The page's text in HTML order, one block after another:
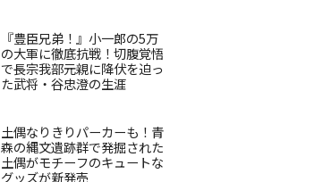
『豊臣兄弟！』小一郎の5万
の大軍に徹底抗戦！切腹覚悟
で長宗我部元親に降伏を迫っ
た武将・谷忠澄の生涯
土偶なりきりパーカーも！青
森の縄文遺跡群で発掘された
土偶がモチーフのキュートな
グッズが新発売